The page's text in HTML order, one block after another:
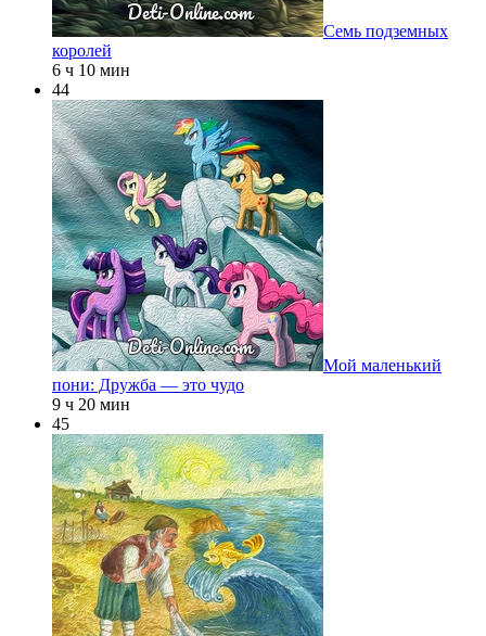
Семь подземных
королей
6 ч 10 мин
44
Мой маленький
пони: Дружба — это чудо
9 ч 20 мин
45